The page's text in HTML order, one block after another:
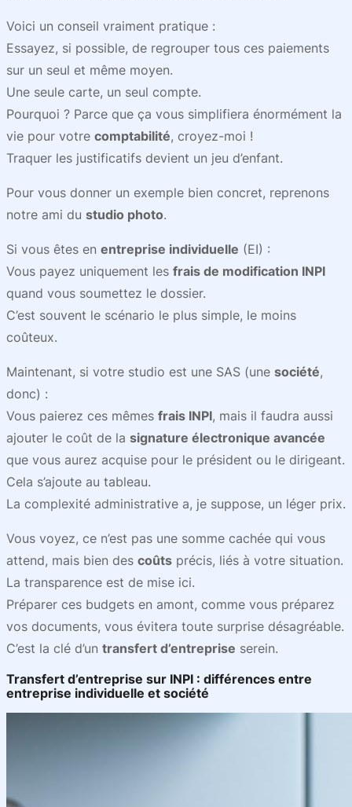
Voici un conseil vraiment pratique :
Essayez, si possible, de regrouper tous ces paiements
sur un seul et même moyen.
Une seule carte, un seul compte.
Pourquoi ? Parce que ça vous simplifiera énormément la
vie pour votre comptabilité, croyez-moi !
Traquer les justificatifs devient un jeu d’enfant.
Pour vous donner un exemple bien concret, reprenons
notre ami du studio photo.
Si vous êtes en entreprise individuelle (EI) :
Vous payez uniquement les frais de modification INPI
quand vous soumettez le dossier.
C’est souvent le scénario le plus simple, le moins
coûteux.
Maintenant, si votre studio est une SAS (une société,
donc) :
Vous paierez ces mêmes frais INPI, mais il faudra aussi
ajouter le coût de la signature électronique avancée
que vous aurez acquise pour le président ou le dirigeant.
Cela s’ajoute au tableau.
La complexité administrative a, je suppose, un léger prix.
Vous voyez, ce n’est pas une somme cachée qui vous
attend, mais bien des coûts précis, liés à votre situation.
La transparence est de mise ici.
Préparer ces budgets en amont, comme vous préparez
vos documents, vous évitera toute surprise désagréable.
C’est la clé d’un transfert d’entreprise serein.
Transfert d’entreprise sur INPI : différences entre
entreprise individuelle et société